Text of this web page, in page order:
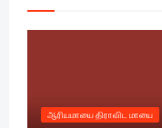
ஆரியமாயை திராவிட மாயை